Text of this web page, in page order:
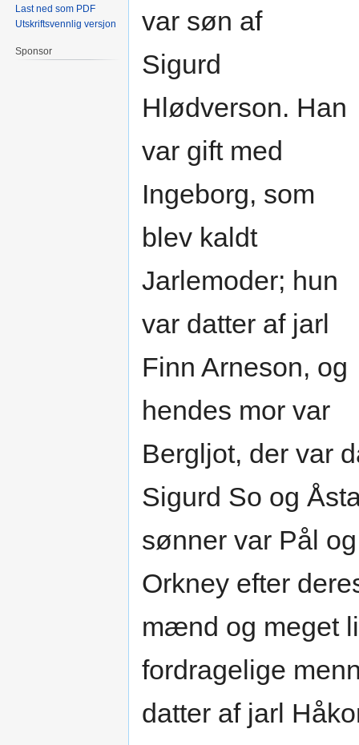
var søn af
Sigurd
Hlødverson. Han
var gift med
Ingeborg, som
blev kaldt
Jarlemoder; hun
var datter af jarl
Finn Arneson, og
hendes mor var
Bergljot, der var
Sigurd So og
sønner var Pål
Orkney efter
mænd og meget
fordragelige
datter af jarl
Last ned som PDF
Utskriftsvennlig versjon
Sponsor